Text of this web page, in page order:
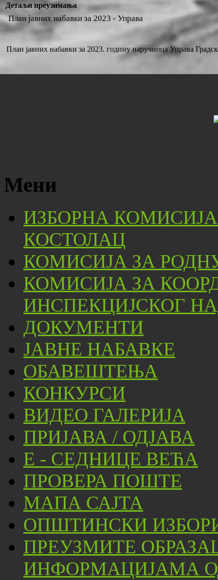
Детаљи преузимања
План јавних набавки за 2023 - Управа
План јавних набавки за 2023. годину наручиоца Управа
Мени
ИЗБОРНА
КОСТОЛАЦ
КОМИСИЈА ЗА
КОМИСИЈА ЗА
ИНСПЕКЦИЈСКОГ
ДОКУМЕНТИ
ЈАВНЕ НАБАВКЕ
ОБАВЕШТЕЊА
КОНКУРСИ
ВИДЕО ГАЛЕРИЈА
ПРИЈАВА / ОДЈАВА
Е - СЕДНИЦЕ ВЕЋА
ПРОВЕРА ПОШТЕ
МАПА САЈТА
ОПШТИНСКИ
ПРЕУЗМИТЕ
ИНФОРМАЦИЈАМА